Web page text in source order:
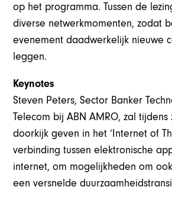
op het programma. Tussen de
diverse netwerkmomenten, zodat
evenement daadwerkelijk nieuwe
leggen.
Keynotes
Steven Peters, Sector Banker
Telecom bij ABN AMRO, zal
doorkijk geven in het ‘Internet of
verbinding tussen elektronische
internet, om mogelijkheden om
een versnelde